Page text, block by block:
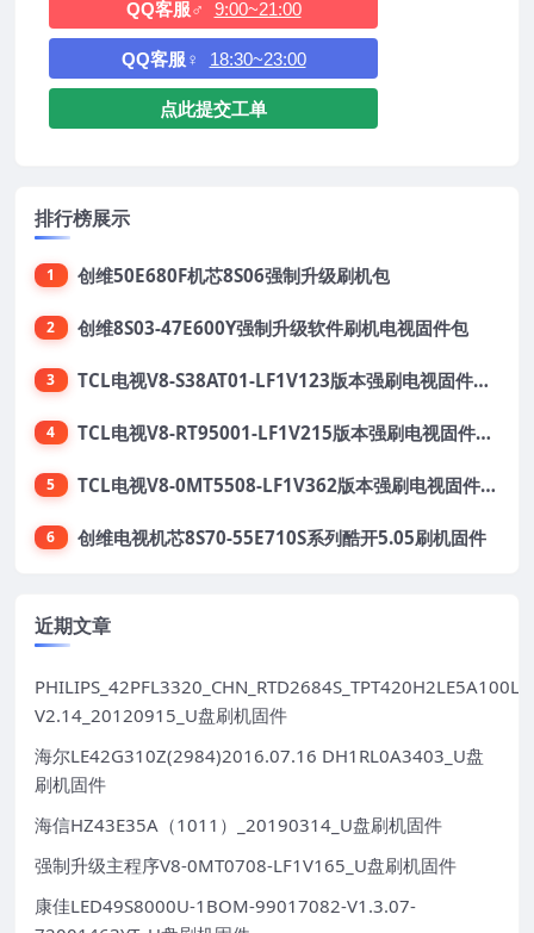
QQ客服♂ 9:00~21:00
QQ客服♀ 18:30~23:00
点此提交工单
排行榜展示
1 创维50E680F机芯8S06强制升级刷机包
2 创维8S03-47E600Y强制升级软件刷机电视固件包
3 TCL电视V8-S38AT01-LF1V123版本强刷电视固件包下载
4 TCL电视V8-RT95001-LF1V215版本强刷电视固件包下载
5 TCL电视V8-0MT5508-LF1V362版本强刷电视固件包下载
6 创维电视机芯8S70-55E710S系列酷开5.05刷机固件
近期文章
V2.14_20120915_U盘刷机固件
海尔LE42G310Z(2984)2016.07.16 DH1RL0A3403_U盘
刷机固件
海信HZ43E35A（1011）_20190314_U盘刷机固件
强制升级主程序V8-0MT0708-LF1V165_U盘刷机固件
康佳LED49S8000U-1BOM-99017082-V1.3.07-